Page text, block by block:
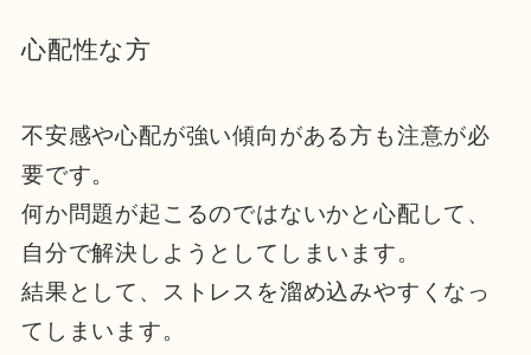
心配性な方
不安感や心配が強い傾向がある方も注意が必
要です。
何か問題が起こるのではないかと心配して、
自分で解決しようとしてしまいます。
結果として、ストレスを溜め込みやすくなっ
てしまいます。